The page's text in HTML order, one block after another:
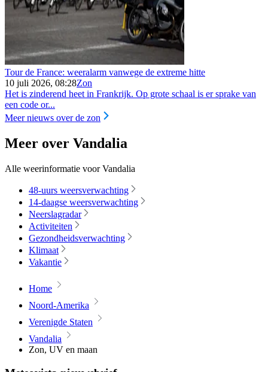
Tour de France: weeralarm vanwege de extreme hitte
10 juli 2026, 08:28Zon
Het is zinderend heet in Frankrijk. Op grote schaal is er sprake van
een code or...
Meer nieuws over de zon
Meer over Vandalia
Alle weerinformatie voor Vandalia
48-uurs weersverwachting
14-daagse weersverwachting
Neerslagradar
Activiteiten
Gezondheidsverwachting
Klimaat
Vakantie
Home
Noord-Amerika
Verenigde Staten
Vandalia
Zon, UV en maan